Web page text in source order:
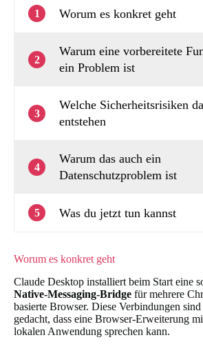
1 Worum es konkret geht
2
Warum eine vorbereitete
ein Problem ist
3
Welche Sicherheitsrisiken
entstehen
4
Warum das auch ein
Datenschutzproblem ist
5 Was du jetzt tun kannst
Worum es konkret geht
Claude Desktop installiert beim Start eine
Native-Messaging-Bridge für mehrere
basierte Browser. Diese Verbindungen sind
gedacht, dass eine Browser-Erweiterung
lokalen Anwendung sprechen kann.